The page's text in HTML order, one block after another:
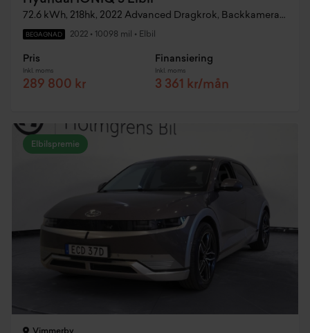
72.6 kWh, 218hk, 2022 Advanced Dragkrok, Backkamera, Adaptiv Farthållare
BEGAGNAD 2022 • 10098 mil • Elbil
Pris
Inkl. moms
289 800 kr
Finansiering
Inkl. moms
3 361 kr/mån
Elbilspremie